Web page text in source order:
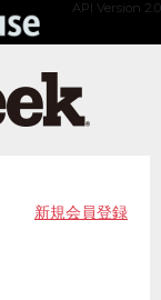
API Version 2.0
新規会員登録